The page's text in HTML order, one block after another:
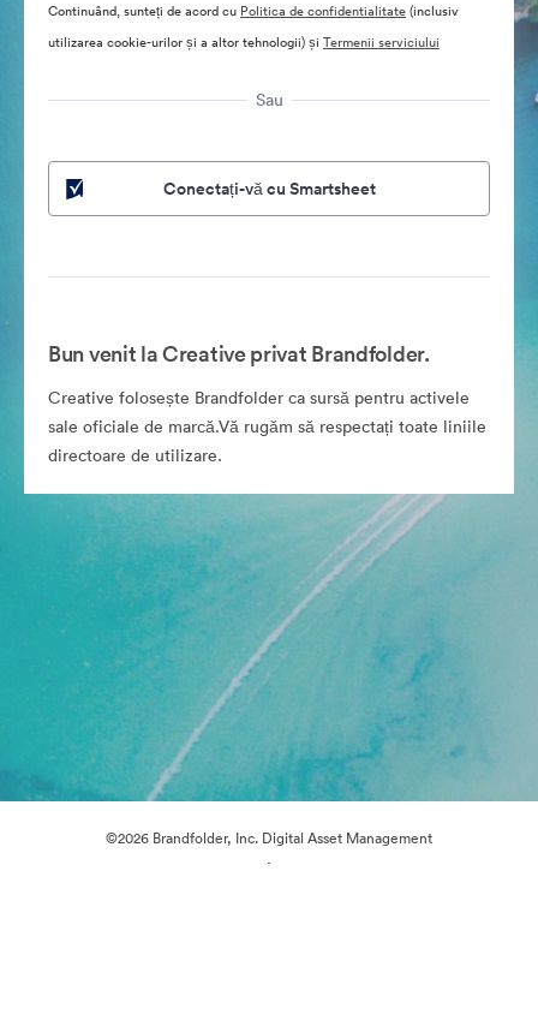
Continuând, sunteți de acord cu Politica de confidentialitate(inclusiv
utilizarea cookie-urilor și a altor tehnologii) și Termenii serviciului
Sau
Conectați-vă cu Smartsheet
Bun venit la Creative privat Brandfolder.
Creative folosește Brandfolder ca sursă pentru activele
sale oficiale de marcă.Vă rugăm să respectați toate liniile
directoare de utilizare.
©2026 Brandfolder, Inc. Digital Asset Management
·